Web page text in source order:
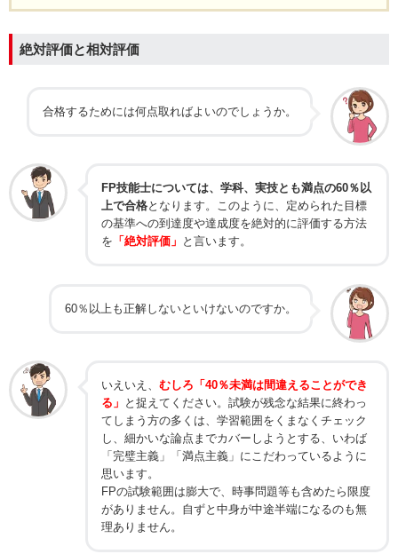
絶対評価と相対評価
合格するためには何点取ればよいのでしょうか。
FP技能士については、学科、実技とも満点の60％以
上で合格となります。このように、定められた目標
の基準への到達度や達成度を絶対的に評価する方法
を 「絶対評価」 と言います。
60％以上も正解しないといけないのですか。
いえいえ、 むしろ「40％未満は間違えることができ
る」 と捉えてください。試験が残念な結果に終わっ
てしまう方の多くは、学習範囲をくまなくチェック
し、細かいな論点までカバーしようとする、いわば
「完璧主義」「満点主義」にこだわっているように
思います。
FPの試験範囲は膨大で、時事問題等も含めたら限度
がありません。自ずと中身が中途半端になるのも無
理ありません。